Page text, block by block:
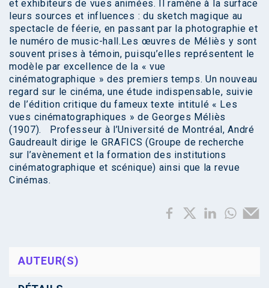
et exhibiteurs de vues animées. Il ramène à la surface
leurs sources et influences : du sketch magique au
spectacle de féerie, en passant par la photographie et
le numéro de music-hall.Les œuvres de Méliès y sont
souvent prises à témoin, puisqu’elles représentent le
modèle par excellence de la « vue
cinématographique » des premiers temps. Un nouveau
regard sur le cinéma, une étude indispensable, suivie
de l’édition critique du fameux texte intitulé « Les
vues cinématographiques » de Georges Méliès
(1907). Professeur à l’Université de Montréal, André
Gaudreault dirige le GRAFICS (Groupe de recherche
sur l’avènement et la formation des institutions
cinématographique et scénique) ainsi que la revue
Cinémas.
AUTEUR(S)